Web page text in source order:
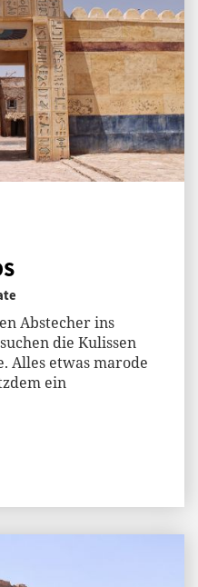
Abstecher ins
die Kulissen
Alles etwas marode
ein